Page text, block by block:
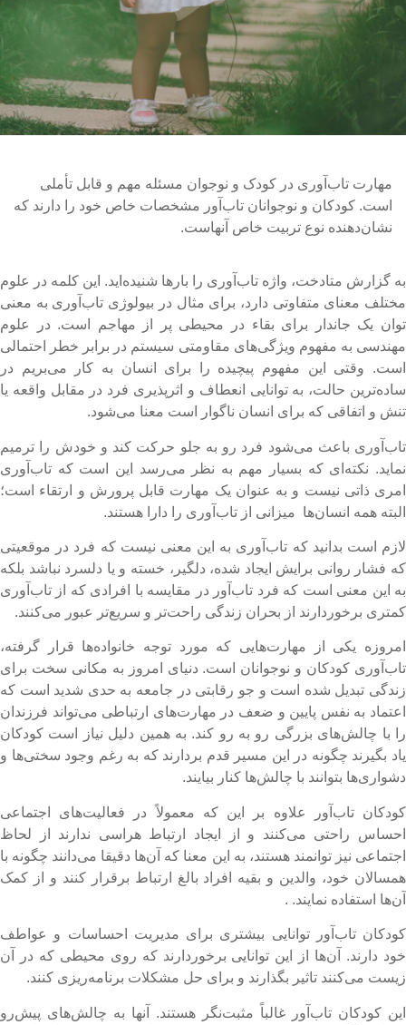
مهارت تاب‌آوری در کودک و نوجوان مسئله مهم و قابل تأملی
است. کودکان و نوجوانان تاب‌آور مشخصات خاص خود را دارند که
نشان‌دهنده نوع تربیت خاص آنهاست.
گزارش متادخت، واژه تاب‌آوری را بارها شنیده‌اید. این کلمه در علوم
معنای متفاوتی دارد، برای مثال در بیولوژی تاب‌آوری به معنی
یک جاندار برای بقاء در محیطی پر از مهاجم است. در علوم
به مفهوم ویژگی‌های مقاومتی سیستم در برابر خطر احتمالی
وقتی این مفهوم پیچیده را برای انسان به کار می‌بریم در
حالت، به توانایی انعطاف و اثرپذیری فرد در مقابل واقعه یا
و اتفاقی که برای انسان ناگوار است معنا می‌شود.
باعث می‌شود فرد رو به جلو حرکت کند و خودش را ترمیم
نکته‌ای که بسیار مهم به نظر می‌رسد این است که تاب‌آوری
ذاتی نیست و به عنوان یک مهارت قابل پرورش و ارتقاء است؛
همه انسان‌ها میزانی از تاب‌آوری را دارا هستند.
است بدانید که تاب‌آوری به این معنی نیست که فرد در موقعیتی
فشار روانی برایش ایجاد شده، دلگیر، خسته و یا دلسرد نباشد بلکه
این معنی است که فرد تاب‌آور در مقایسه با افرادی که از تاب‌آوری
برخوردارند از بحران زندگی راحت‌تر و سریع‌تر عبور می‌کنند.
یکی از مهارت‌هایی که مورد توجه خانواده‌ها قرار گرفته،
کودکان و نوجوانان است. دنیای امروز به مکانی سخت برای
تبدیل شده است و جو رقابتی در جامعه به حدی شدید است که
به نفس پایین و ضعف در مهارت‌های ارتباطی می‌تواند فرزندان
با چالش‌های بزرگی رو به رو کند. به همین دلیل نیاز است کودکان
بگیرند چگونه در این مسیر قدم بردارند که به رغم وجود سختی‌ها و
بتوانند با چالش‌ها کنار بیایند.
تاب‌آور علاوه بر این که معمولاً در فعالیت‌های اجتماعی
راحتی می‌کنند و از ایجاد ارتباط هراسی ندارند از لحاظ
نیز توانمند هستند، به این معنا که آن‌ها دقیقا می‌دانند چگونه با
خود، والدین و بقیه افراد بالغ ارتباط برقرار کنند و از کمک‌
استفاده نمایند. .
تاب‌آور توانایی بیشتری برای مدیریت احساسات و عواطف
دارند. آن‌ها از این توانایی برخوردارند که روی محیطی که در آن
می‌کنند تاثیر بگذارند و برای حل مشکلات برنامه‌ریزی کنند.
کودکان تاب‌آور غالباً مثبت‌نگر هستند. آنها به چالش‌های پیش‌رو